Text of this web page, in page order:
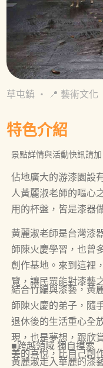
草屯鎮 ・ 📍 藝術文化
特色介紹
景點詳情與活動快訊請加
佔地廣大的游漆園設
人黃麗淑老師的嘔心
用的杯盤，皆是漆器
黃麗淑老師是台灣漆
師陳火慶學習，也曾
創作基地。來到這裡
覽，讓民眾能對漆藝
結合竹編與漆藝，黃
師陳火慶的弟子，隨
退休後的生活重心全
現，也是夢想，跟欣
美的喜悅，比自己創
■跨越領域 獨自摸索
黃麗淑走入華麗的漆